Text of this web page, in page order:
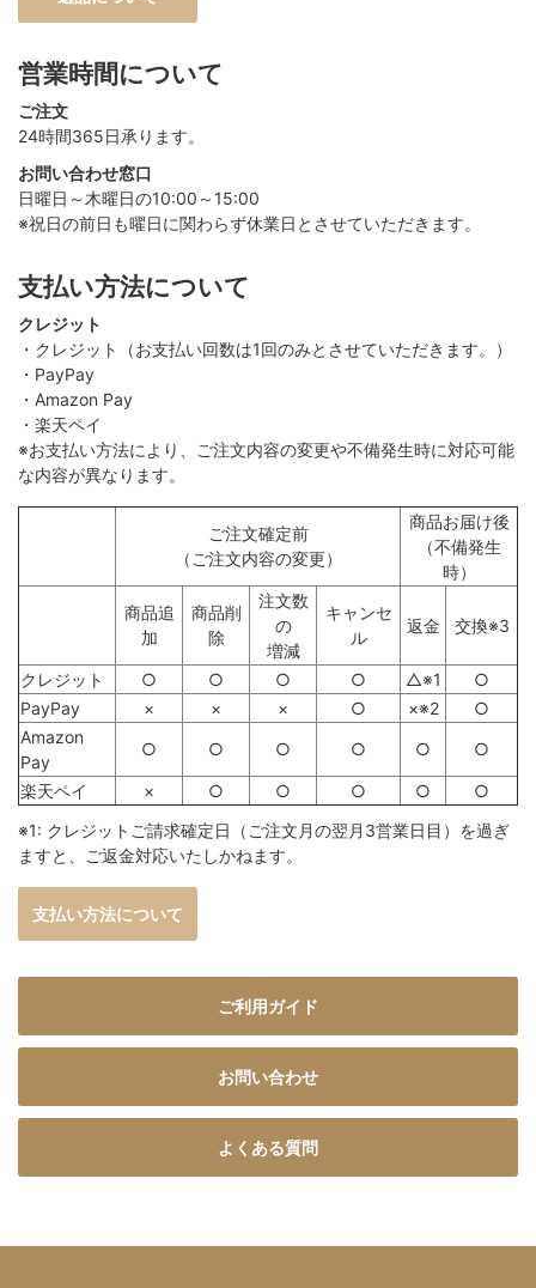
営業時間について
ご注文
24時間365日承ります。
お問い合わせ窓口
日曜日～木曜日の10:00～15:00
※祝日の前日も曜日に関わらず休業日とさせていただきます。
支払い方法について
クレジット
・クレジット（お支払い回数は1回のみとさせていただきます。）
・PayPay
・Amazon Pay
・楽天ペイ
※お支払い方法により、ご注文内容の変更や不備発生時に対応可能
な内容が異なります。
ご注文確定前
（ご注文内容の変更）
商品お届け後
（不備発生
時）
商品追
加
商品削
除
注文数
の
増減
キャンセ
ル
返金 交換※3
クレジット ○ ○ ○ ○ △※1
○
PayPay
× × × ○ ×※2
○
Amazon
Pay
○ ○ ○ ○ ○ ○
楽天ペイ × ○ ○ ○ ○
○
※1: クレジットご請求確定日（ご注文月の翌月3営業日目）を過ぎ
ますと、ご返金対応いたしかねます。
支払い方法について
ご利用ガイド
お問い合わせ
よくある質問